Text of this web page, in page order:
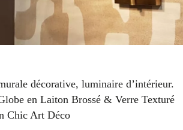
décorative, luminaire d’intérieur.
en Laiton Brossé & Verre Texturé
Chic Art Déco